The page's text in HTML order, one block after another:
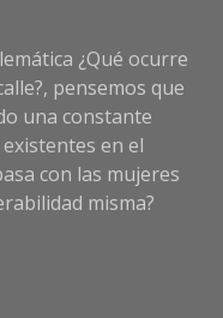
¿Qué ocurre
pensemos que
una constante
en el
con las mujeres
misma?